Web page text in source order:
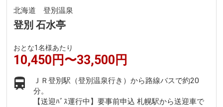
北海道 登別温泉
登別 石水亭
おとな1名様あたり
10,450円〜33,500円
ＪＲ登別駅（登別温泉行き）から路線バスで約20
分。
【送迎ﾊﾞｽ運行中】要事前申込 札幌駅から送迎車で